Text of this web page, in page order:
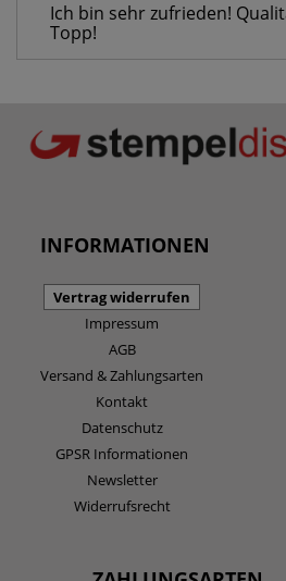
Ich bin sehr zufrieden!
Topp!
INFORMATIONEN
Vertrag widerrufen
Impressum
AGB
Versand & Zahlungsarten
Kontakt
Datenschutz
GPSR Informationen
Newsletter
Widerrufsrecht